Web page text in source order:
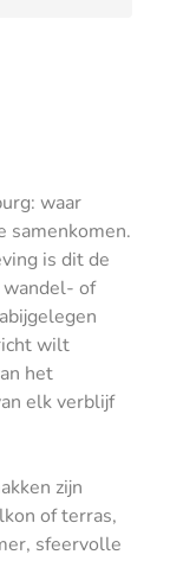
waar
samenkomen.
is dit de
wandel- of
wilt
het
elk verblijf
zijn
of terras,
sfeervolle